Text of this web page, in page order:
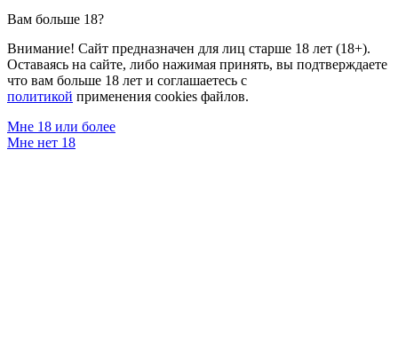
Вам больше 18?
Внимание! Сайт предназначен для лиц старше 18 лет (18+).
Оставаясь на сайте, либо нажимая принять, вы подтверждаете
что вам больше 18 лет и соглашаетесь с
политикой применения cookies файлов.
Мне 18 или более
Мне нет 18